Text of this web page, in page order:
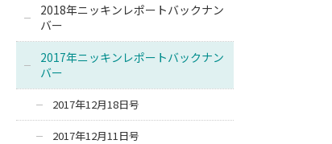
2018年ニッキンレポートバックナン
バー
2017年ニッキンレポートバックナン
バー
2017年12月18日号
2017年12月11日号